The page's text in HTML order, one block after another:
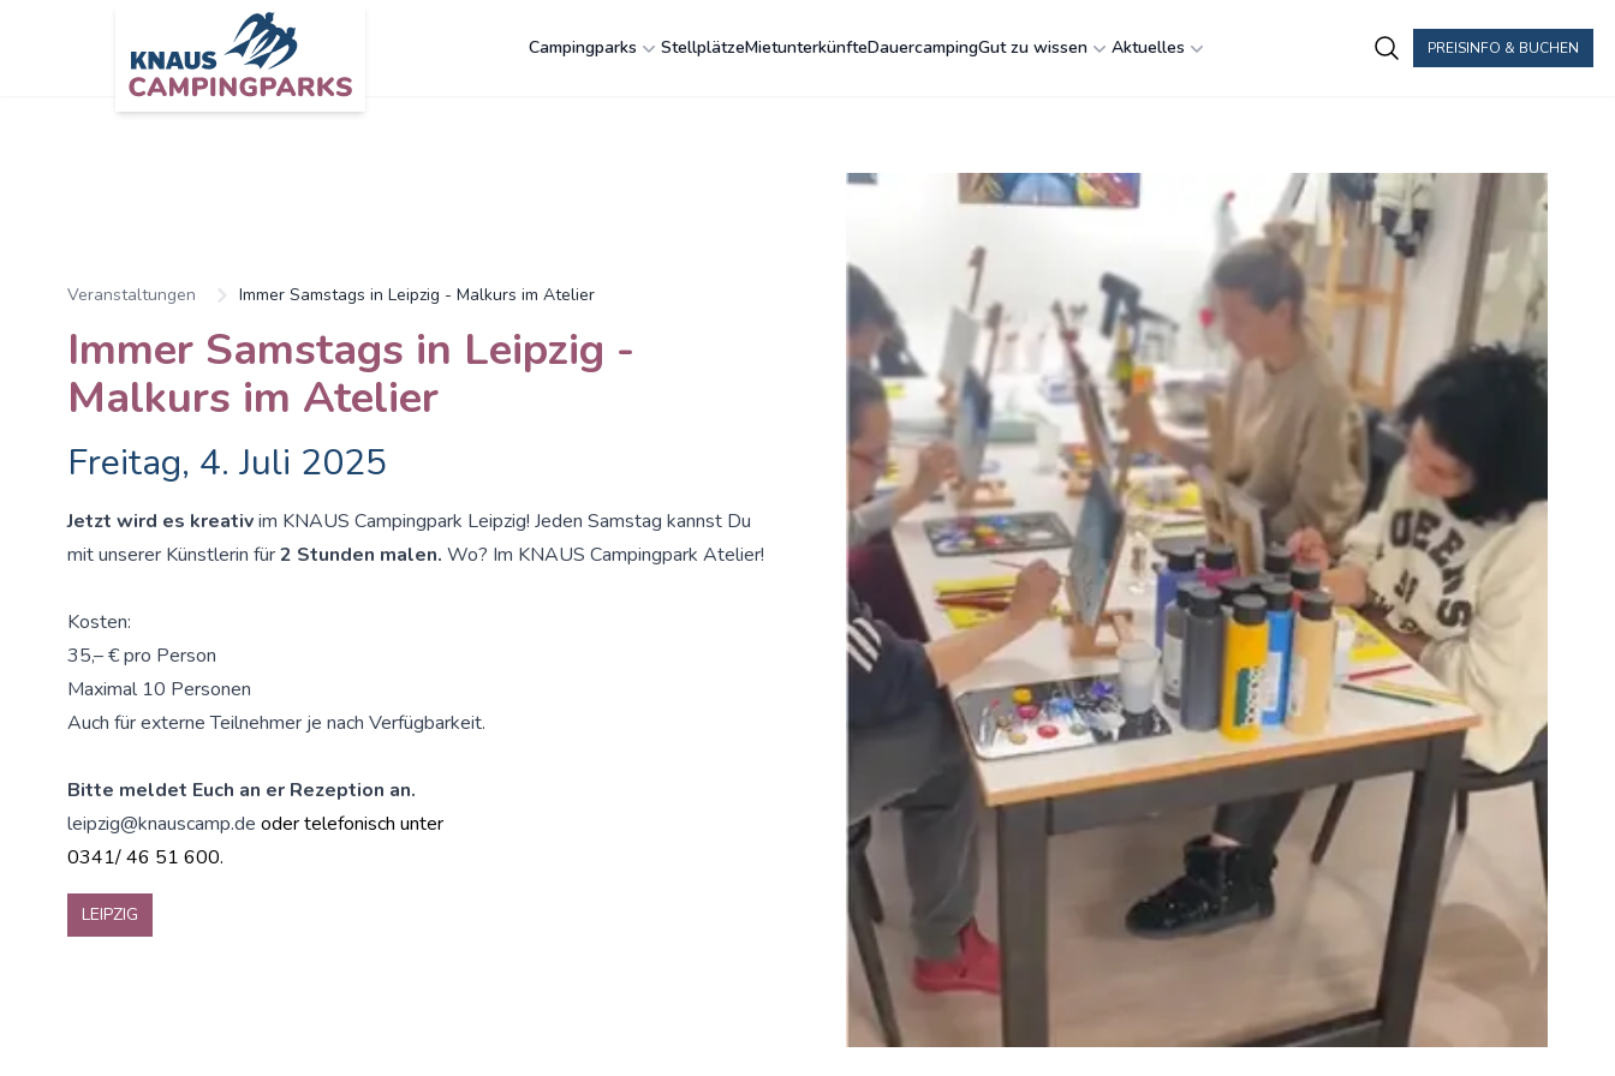
Zum Hauptinhalt springen
PREISINFO & BUCHEN
Campingparks StellplätzeMietunterkünfteDauercampingGut zu wissen Aktuelles
Veranstaltungen Immer Samstags in Leipzig - Malkurs im Atelier
Immer Samstags in Leipzig -
Malkurs im Atelier
Freitag, 4. Juli 2025
Jetzt wird es kreativim KNAUS Campingpark Leipzig! Jeden Samstag kannst Du
mit unserer Künstlerin für2 Stunden malen. Wo? Im KNAUS Campingpark Atelier!
Kosten:
35,– € pro Person
Maximal 10 Personen
Auch für externe Teilnehmer je nach Verfügbarkeit.
Bitte meldet Euch an er Rezeption an.
leipzig@knauscamp.de oder telefonisch unter
0341/ 46 51 600.
LEIPZIG